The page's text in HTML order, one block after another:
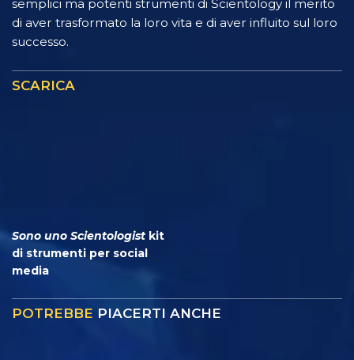
semplici ma potenti strumenti di Scientology il merito
di aver trasformato la loro vita e di aver influito sul loro
successo.
SCARICA
Sono uno Scientologist kit
di strumenti per social
media
POTREBBE PIACERTI ANCHE